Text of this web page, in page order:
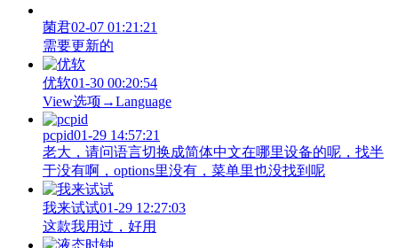
菌君02-07 01:21:21
需要更新的
优软01-30 00:20:54
View‌选项→Language
pcpid01-29 14:57:21
老大，请问语言切换成简体中文在哪里设备的呢，找半
于没有啊，options里没有，菜单里也没找到呢
我来试试01-29 12:27:03
这款我用过，好用